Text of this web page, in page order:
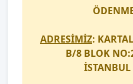
ADRESİMİZ:
B/8 BLOK
İSTANBUL